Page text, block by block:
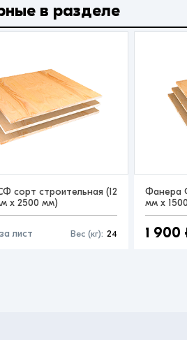
в разделе
сорт строительная (12
x 2500 мм)
за лист Вес (кг): 24
Фанера
мм x
1 900